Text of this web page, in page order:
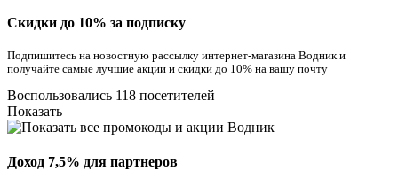
Скидки до 10% за подписку
Подпишитесь на новостную рассылку интернет-магазина Водник и
получайте самые лучшие акции и скидки до 10% на вашу почту
Воспользовались 118 посетителей
Показать
Доход 7,5% для партнеров